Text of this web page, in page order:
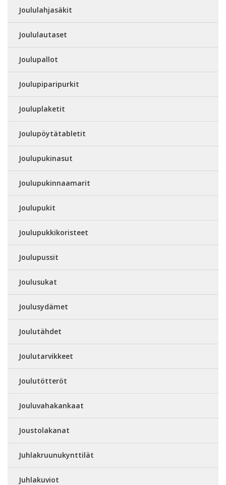
Joululahjasäkit
Joululautaset
Joulupallot
Joulupiparipurkit
Jouluplaketit
Joulupöytätabletit
Joulupukinasut
Joulupukinnaamarit
Joulupukit
Joulupukkikoristeet
Joulupussit
Joulusukat
Joulusydämet
Joulutähdet
Joulutarvikkeet
Joulutötteröt
Jouluvahakankaat
Joustolakanat
Juhlakruunukynttilät
Juhlakuviot